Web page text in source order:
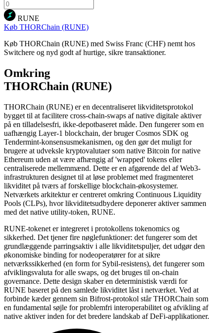
RUNE
Køb THORChain (RUNE)
Køb THORChain (RUNE) med Swiss Franc (CHF) nemt hos
Switchere og nyd godt af hurtige, sikre transaktioner.
Omkring
THORChain (RUNE)
THORChain (RUNE) er en decentraliseret likviditetsprotokol
bygget til at facilitere cross-chain-swaps af native digitale aktiver
på en tilladelsesfri, ikke-depotbaseret måde. Den fungerer som en
uafhængig Layer-1 blockchain, der bruger Cosmos SDK og
Tendermint-konsensusmekanismen, og den gør det muligt for
brugere at udveksle kryptovalutaer som native Bitcoin for native
Ethereum uden at være afhængig af 'wrapped' tokens eller
centraliserede mellemmænd. Dette er en afgørende del af Web3-
infrastrukturen designet til at løse problemet med fragmenteret
likviditet på tværs af forskellige blockchain-økosystemer.
Netværkets arkitektur er centreret omkring Continuous Liquidity
Pools (CLPs), hvor likviditetsudbydere deponerer aktiver sammen
med det native utility-token, RUNE.
RUNE-tokenet er integreret i protokollens tokenomics og
sikkerhed. Det tjener fire nøglefunktioner: det fungerer som det
grundlæggende parringsaktiv i alle likviditetspuljer, det udgør den
økonomiske binding for nodeoperatører for at sikre
netværkssikkerhed (en form for Sybil-resistens), det fungerer som
afviklingsvaluta for alle swaps, og det bruges til on-chain
governance. Dette design skaber en deterministisk værdi for
RUNE baseret på den samlede likviditet låst i netværket. Ved at
forbinde kæder gennem sin Bifrost-protokol står THORChain som
en fundamental søjle for problemfri interoperabilitet og afvikling af
native aktiver inden for det bredere landskab af DeFi-applikationer.